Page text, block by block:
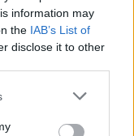
information may
the IAB’s List of
disclose it to other
or more Google
You may click to
Jelszó
térképes